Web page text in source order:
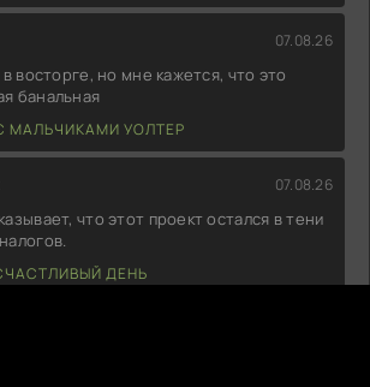
07.08.26
восторге, но мне кажется, что это
банальная
МАЛЬЧИКАМИ УОЛТЕР
07.08.26
что этот проект остался в тени
ДЕНЬ